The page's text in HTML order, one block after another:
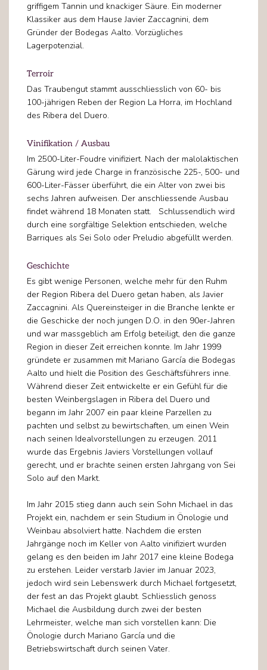
griffigem Tannin und knackiger Säure. Ein moderner
Klassiker aus dem Hause Javier Zaccagnini, dem
Gründer der Bodegas Aalto. Vorzügliches
Lagerpotenzial.
Terroir
Das Traubengut stammt ausschliesslich von 60- bis
100-jährigen Reben der Region La Horra, im Hochland
des Ribera del Duero.
Vinifikation / Ausbau
Im 2500-Liter-Foudre vinifiziert. Nach der malolaktischen
Gärung wird jede Charge in französische 225-, 500- und
600-Liter-Fässer überführt, die ein Alter von zwei bis
sechs Jahren aufweisen. Der anschliessende Ausbau
findet während 18 Monaten statt. Schlussendlich wird
durch eine sorgfältige Selektion entschieden, welche
Barriques als Sei Solo oder Preludio abgefüllt werden.
Geschichte
Es gibt wenige Personen, welche mehr für den Ruhm
der Region Ribera del Duero getan haben, als Javier
Zaccagnini. Als Quereinsteiger in die Branche lenkte er
die Geschicke der noch jungen D.O. in den 90er-Jahren
und war massgeblich am Erfolg beteiligt, den die ganze
Region in dieser Zeit erreichen konnte. Im Jahr 1999
gründete er zusammen mit Mariano García die Bodegas
Aalto und hielt die Position des Geschäftsführers inne.
Während dieser Zeit entwickelte er ein Gefühl für die
besten Weinbergslagen in Ribera del Duero und
begann im Jahr 2007 ein paar kleine Parzellen zu
pachten und selbst zu bewirtschaften, um einen Wein
nach seinen Idealvorstellungen zu erzeugen. 2011
wurde das Ergebnis Javiers Vorstellungen vollauf
gerecht, und er brachte seinen ersten Jahrgang von Sei
Solo auf den Markt.
Im Jahr 2015 stieg dann auch sein Sohn Michael in das
Projekt ein, nachdem er sein Studium in Önologie und
Weinbau absolviert hatte. Nachdem die ersten
Jahrgänge noch im Keller von Aalto vinifiziert wurden
gelang es den beiden im Jahr 2017 eine kleine Bodega
zu erstehen. Leider verstarb Javier im Januar 2023,
jedoch wird sein Lebenswerk durch Michael fortgesetzt,
der fest an das Projekt glaubt. Schliesslich genoss
Michael die Ausbildung durch zwei der besten
Lehrmeister, welche man sich vorstellen kann: Die
Önologie durch Mariano García und die
Betriebswirtschaft durch seinen Vater.